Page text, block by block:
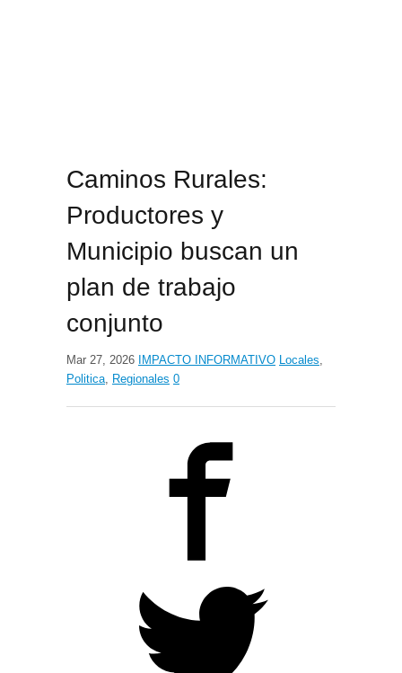
Caminos Rurales:
Productores y
Municipio buscan un
plan de trabajo
conjunto
Mar 27, 2026 IMPACTO INFORMATIVO Locales,
Politica, Regionales 0